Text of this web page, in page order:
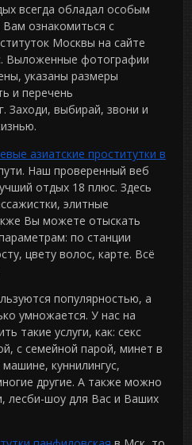
всегда обладал особым
ознакомиться с
Москвы на сайте
Выложенные фотографии
указаны размеры
и перечень
Заходи, выбирай, звони и
азиатские проститутки в
Наш проверенный веб
отдых 18 плюс. Здесь
элитные
Вы можете отыскать
по станции
цвету волос, карте. Всё
популярностью, а
умножается. У нас на
такие услуги, как: секс
с семейной парой, минет в
куннилингус,
другие. А также можно
лесби-шоу для Вас и Ваших